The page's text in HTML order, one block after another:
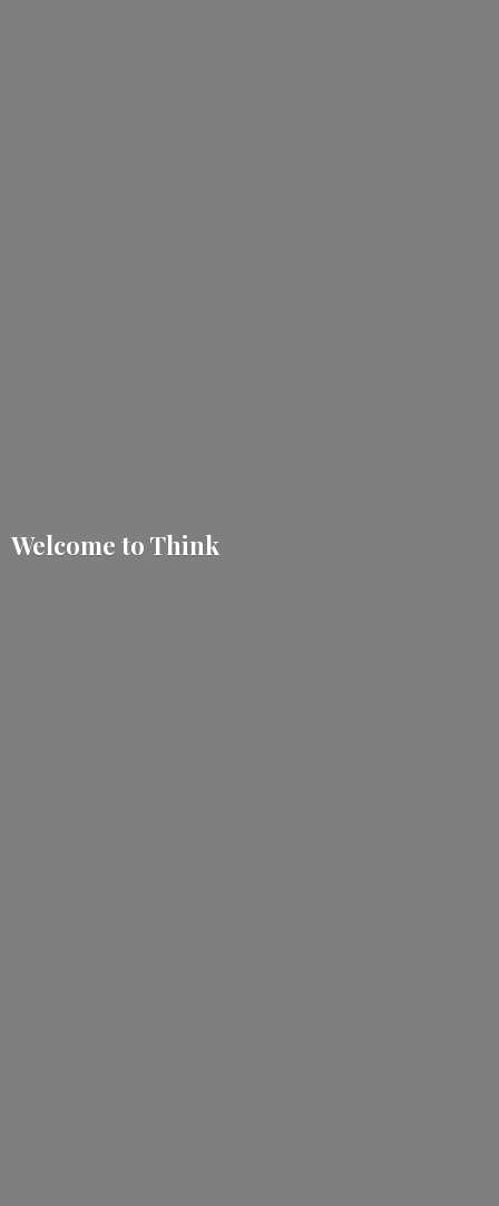
Welcome to Think